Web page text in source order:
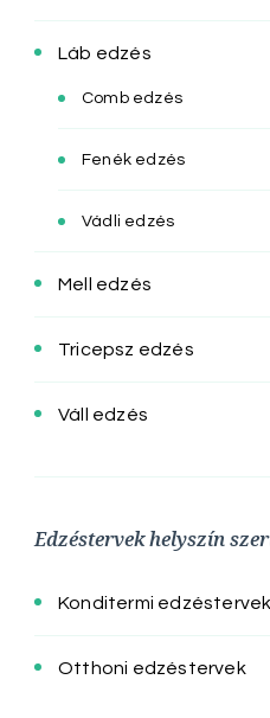
Láb edzés
Comb edzés
Fenék edzés
Vádli edzés
Mell edzés
Tricepsz edzés
Váll edzés
Edzéstervek helyszín
Konditermi edzéstervek
Otthoni edzéstervek